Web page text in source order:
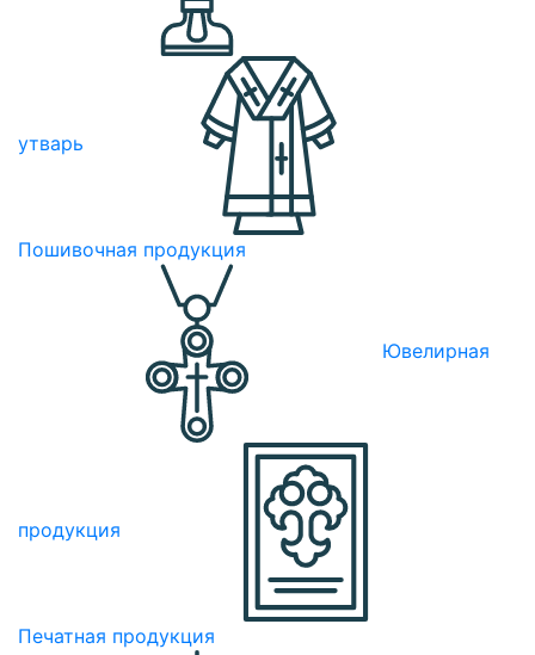
утварь
Пошивочная продукция
Ювелирная
продукция
Печатная продукция